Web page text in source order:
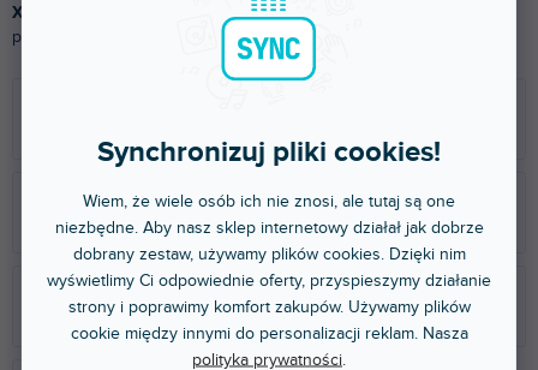
Synchronizuj pliki cookies!
Wiem, że wiele osób ich nie znosi, ale tutaj są one
niezbędne. Aby nasz sklep internetowy działał jak dobrze
dobrany zestaw, używamy plików cookies. Dzięki nim
wyświetlimy Ci odpowiednie oferty, przyspieszymy działanie
strony i poprawimy komfort zakupów. Używamy plików
cookie między innymi do personalizacji reklam. Nasza
polityka prywatności
XLR i speakOn.
Wybierz z naszej szerokiej oferty od
producentów
Adam Hall.
Złącza XLR Złącza SpeakOn
Złącza PowerCon Złącza EtherCon